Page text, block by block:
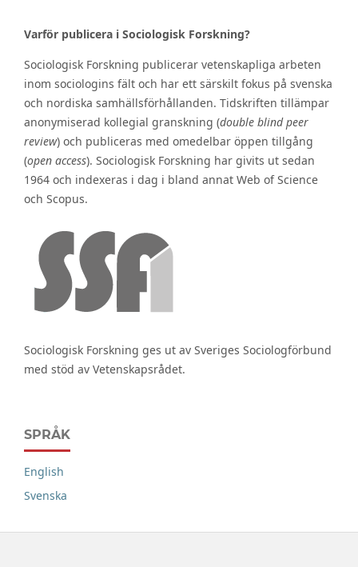
Varför publicera i Sociologisk Forskning?
Sociologisk Forskning publicerar vetenskapliga arbeten
inom sociologins fält och har ett särskilt fokus på svenska
och nordiska samhällsförhållanden. Tidskriften tillämpar
anonymiserad kollegial granskning (double blind peer
review) och publiceras med omedelbar öppen tillgång
(open access). Sociologisk Forskning har givits ut sedan
1964 och indexeras i dag i bland annat Web of Science
och Scopus.
Sociologisk Forskning ges ut av Sveriges Sociologförbund
med stöd av Vetenskapsrådet.
SPRÅK
English
Svenska